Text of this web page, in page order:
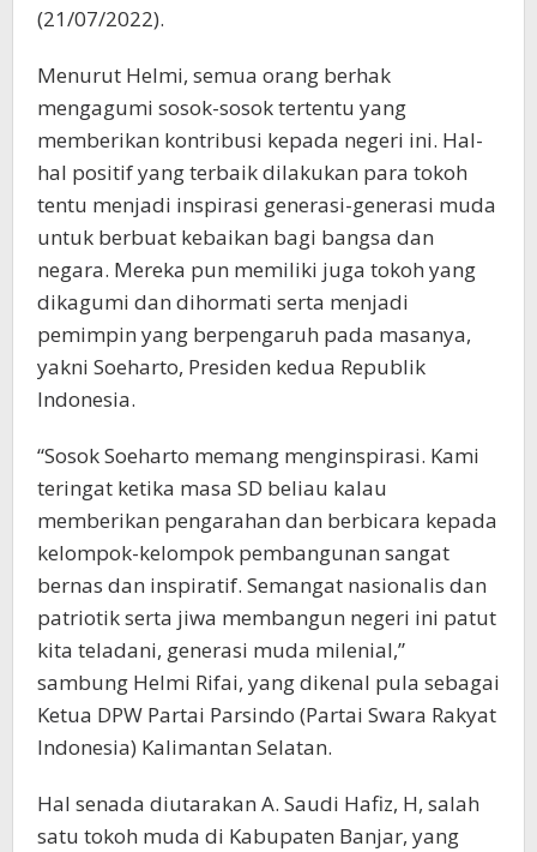
(21/07/2022).
Menurut Helmi, semua orang berhak
mengagumi sosok-sosok tertentu yang
memberikan kontribusi kepada negeri ini. Hal-
hal positif yang terbaik dilakukan para tokoh
tentu menjadi inspirasi generasi-generasi muda
untuk berbuat kebaikan bagi bangsa dan
negara. Mereka pun memiliki juga tokoh yang
dikagumi dan dihormati serta menjadi
pemimpin yang berpengaruh pada masanya,
yakni Soeharto, Presiden kedua Republik
Indonesia.
“Sosok Soeharto memang menginspirasi. Kami
teringat ketika masa SD beliau kalau
memberikan pengarahan dan berbicara kepada
kelompok-kelompok pembangunan sangat
bernas dan inspiratif. Semangat nasionalis dan
patriotik serta jiwa membangun negeri ini patut
kita teladani, generasi muda milenial,”
sambung Helmi Rifai, yang dikenal pula sebagai
Ketua DPW Partai Parsindo (Partai Swara Rakyat
Indonesia) Kalimantan Selatan.
Hal senada diutarakan A. Saudi Hafiz, H, salah
satu tokoh muda di Kabupaten Banjar, yang